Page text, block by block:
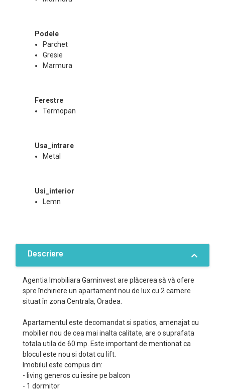
Podele
Parchet
Gresie
Marmura
Ferestre
Termopan
Usa_intrare
Metal
Usi_interior
Lemn
Descriere
Agentia Imobiliara Gaminvest are plăcerea să vă ofere
spre închiriere un apartament nou de lux cu 2 camere
situat în zona Centrala, Oradea.
Apartamentul este decomandat si spatios, amenajat cu
mobilier nou de cea mai inalta calitate, are o suprafata
totala utila de 60 mp. Este important de mentionat ca
blocul este nou si dotat cu lift.
Imobilul este compus din:
- living generos cu iesire pe balcon
- 1 dormitor